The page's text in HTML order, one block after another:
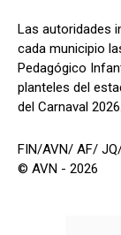
Las autoridades
cada municipio
Pedagógico
planteles del
del Carnaval 2026.
FIN/AVN/ AF/
© AVN - 2026